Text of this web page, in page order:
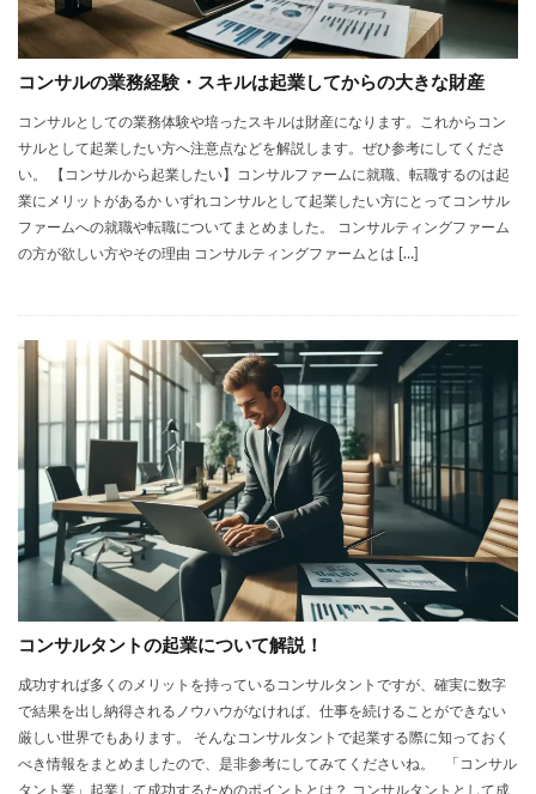
コンサルの業務経験・スキルは起業してからの大きな財産
コンサルとしての業務体験や培ったスキルは財産になります。これからコン
サルとして起業したい方へ注意点などを解説します。ぜひ参考にしてくださ
い。 【コンサルから起業したい】コンサルファームに就職、転職するのは起
業にメリットがあるか いずれコンサルとして起業したい方にとってコンサル
ファームへの就職や転職についてまとめました。 コンサルティングファーム
の方が欲しい方やその理由 コンサルティングファームとは […]
コンサルタントの起業について解説！
成功すれば多くのメリットを持っているコンサルタントですが、確実に数字
で結果を出し納得されるノウハウがなければ、仕事を続けることができない
厳しい世界でもあります。 そんなコンサルタントで起業する際に知っておく
べき情報をまとめましたので、是非参考にしてみてくださいね。 「コンサル
タント業」起業して成功するためのポイントとは？ コンサルタントとして成